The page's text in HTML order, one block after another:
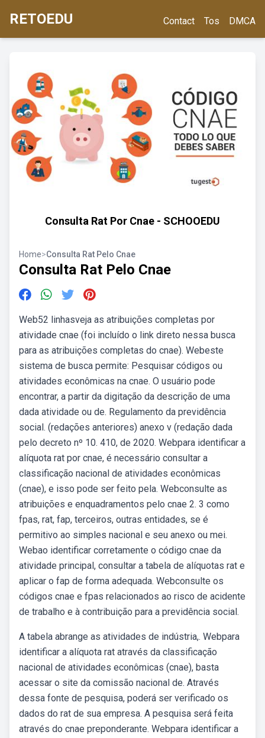
RETOEDU Contact Tos DMCA
Consulta Rat Por Cnae - SCHOOEDU
Home>Consulta Rat Pelo Cnae
Consulta Rat Pelo Cnae
Web52 linhasveja as atribuições completas por
atividade cnae (foi incluído o link direto nessa busca
para as atribuições completas do cnae). Webeste
sistema de busca permite: Pesquisar códigos ou
atividades econômicas na cnae. O usuário pode
encontrar, a partir da digitação da descrição de uma
dada atividade ou de. Regulamento da previdência
social. (redações anteriores) anexo v (redação dada
pelo decreto nº 10. 410, de 2020. Webpara identificar a
alíquota rat por cnae, é necessário consultar a
classificação nacional de atividades econômicas
(cnae), e isso pode ser feito pela. Webconsulte as
atribuições e enquadramentos pelo cnae 2. 3 como
fpas, rat, fap, terceiros, outras entidades, se é
permitivo ao simples nacional e seu anexo ou mei.
Webao identificar corretamente o código cnae da
atividade principal, consultar a tabela de alíquotas rat e
aplicar o fap de forma adequada. Webconsulte os
códigos cnae e fpas relacionados ao risco de acidente
de trabalho e à contribuição para a previdência social.
A tabela abrange as atividades de indústria,. Webpara
identificar a alíquota rat através da classificação
nacional de atividades econômicas (cnae), basta
acessar o site da comissão nacional de. Através
dessa fonte de pesquisa, poderá ser verificado os
dados do rat de sua empresa. A pesquisa será feita
através do cnae preponderante. Webpara identificar a